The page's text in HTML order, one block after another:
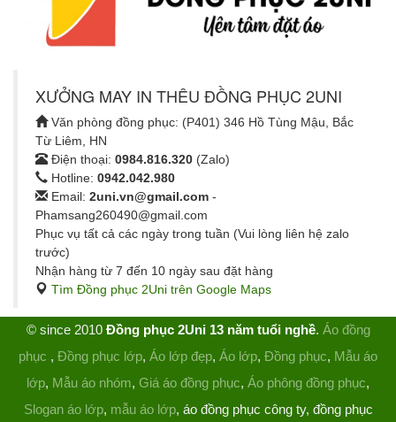
XƯỞNG MAY IN THÊU ĐỒNG PHỤC 2UNI
Văn phòng đồng phục: (P401) 346 Hồ Tùng Mậu, Bắc
Từ Liêm, HN
Điện thoại: 0984.816.320 (Zalo)
Hotline: 0942.042.980
Email: 2uni.vn@gmail.com -
Phamsang260490@gmail.com
Phục vụ tất cả các ngày trong tuần (Vui lòng liên hệ zalo
trước)
Nhận hàng từ 7 đến 10 ngày sau đặt hàng
Tìm Đồng phục 2Uni trên Google Maps
© since 2010 Đồng phục 2Uni 13 năm tuổi nghề. Áo đồng
phục , Đồng phục lớp, Áo lớp đẹp, Áo lớp, Đồng phục, Mẫu áo
lớp, Mẫu áo nhóm, Giá áo đồng phục, Áo phông đồng phục,
Slogan áo lớp, mẫu áo lớp, áo đồng phục công ty, đồng phục